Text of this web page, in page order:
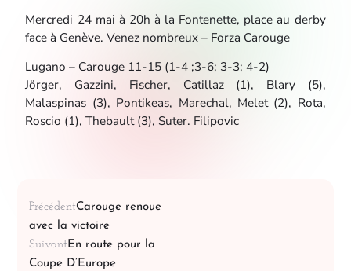
Mercredi 24 mai à 20h à la Fontenette, place au derby
face à Genève. Venez nombreux – Forza Carouge
Lugano – Carouge 11-15 (1-4 ;3-6; 3-3; 4-2)
Jörger, Gazzini, Fischer, Catillaz (1), Blary (5),
Malaspinas (3), Pontikeas, Marechal, Melet (2), Rota,
Roscio (1), Thebault (3), Suter. Filipovic
PrécédentCarouge renoue
avec la victoire
Suivant En route pour la
Coupe D’Europe